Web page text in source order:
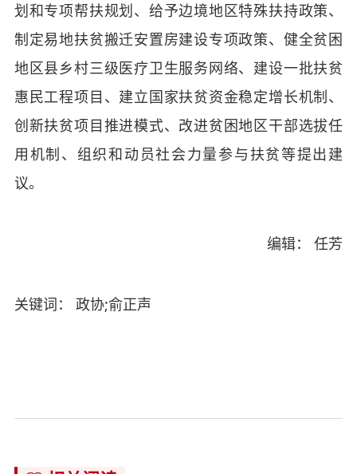
划和专项帮扶规划、给予边境地区特殊扶持政策、
制定易地扶贫搬迁安置房建设专项政策、健全贫困
地区县乡村三级医疗卫生服务网络、建设一批扶贫
惠民工程项目、建立国家扶贫资金稳定增长机制、
创新扶贫项目推进模式、改进贫困地区干部选拔任
用机制、组织和动员社会力量参与扶贫等提出建
议。
编辑： 任芳
关键词： 政协;俞正声